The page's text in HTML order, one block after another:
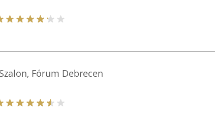
Fórum Debrecen